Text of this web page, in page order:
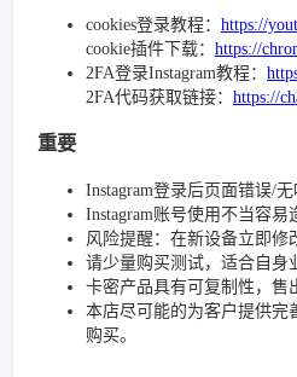
cookies登录教程： https://
cookie插件下载： https://
2FA登录Instagram教程：
2FA代码获取链接： https://
重要
Instagram登录后页面错误/
Instagram账号使用不当容
风险提醒：在新设备立即修
请少量购买测试，适合自身
卡密产品具有可复制性，售
本店尽可能的为客户提供完
购买。